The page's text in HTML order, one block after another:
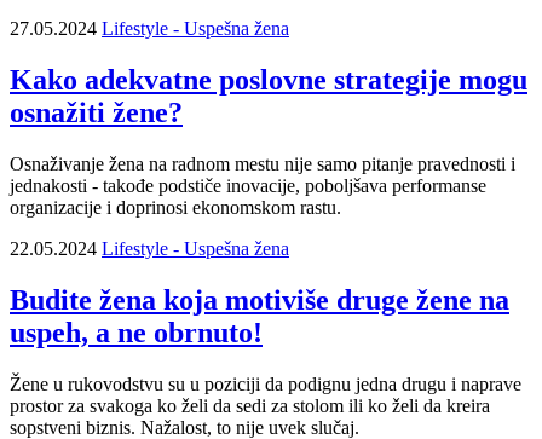
27.05.2024 Lifestyle - Uspešna žena
Kako adekvatne poslovne strategije mogu
osnažiti žene?
Osnaživanje žena na radnom mestu nije samo pitanje pravednosti i
jednakosti - takođe podstiče inovacije, poboljšava performanse
organizacije i doprinosi ekonomskom rastu.
22.05.2024 Lifestyle - Uspešna žena
Budite žena koja motiviše druge žene na
uspeh, a ne obrnuto!
Žene u rukovodstvu su u poziciji da podignu jedna drugu i naprave
prostor za svakoga ko želi da sedi za stolom ili ko želi da kreira
sopstveni biznis. Nažalost, to nije uvek slučaj.